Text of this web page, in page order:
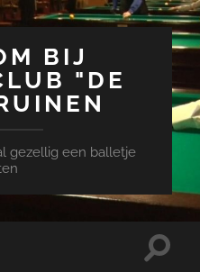
BIJ
"DE
gezellig een balletje
Toggle